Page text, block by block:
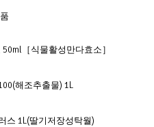
50ml［식물활성만다효소］
해조추출물) 1L
스 1L(딸기저장성탁월)